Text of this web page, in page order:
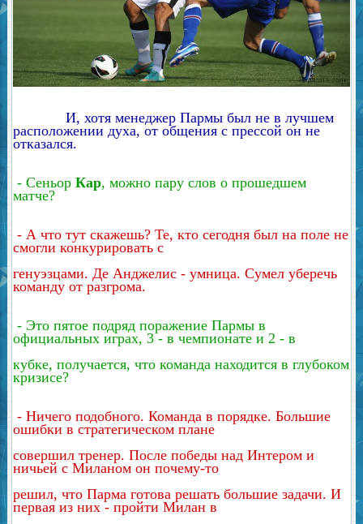
И, хотя менеджер Пармы был не в лучшем
расположении духа, от общения с прессой он не
отказался.
- Сеньор Кар, можно пару слов о прошедшем
матче?
- А что тут скажешь? Те, кто сегодня был на поле не
смогли конкурировать с
генуэзцами. Де Анджелис - умница. Сумел уберечь
команду от разгрома.
- Это пятое подряд поражение Пармы в
официальных играх, 3 - в чемпионате и 2 - в
кубке, получается, что команда находится в глубоком
кризисе?
- Ничего подобного. Команда в порядке. Большие
ошибки в стратегическом плане
совершил тренер. После победы над Интером и
ничьей с Миланом он почему-то
решил, что Парма готова решать большие задачи. И
первая из них - пройти Милан в